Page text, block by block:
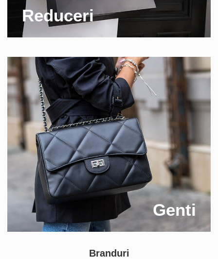
Reduceri
Genti
Branduri